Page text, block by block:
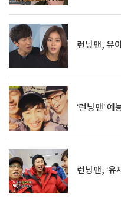
런닝맨, 유
‘런닝맨’
런닝맨, ‘유